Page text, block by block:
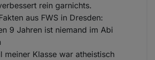
rein garnichts.
aus FWS in Dresden:
9 Jahren ist niemand im Abi
meiner Klasse war atheistisch